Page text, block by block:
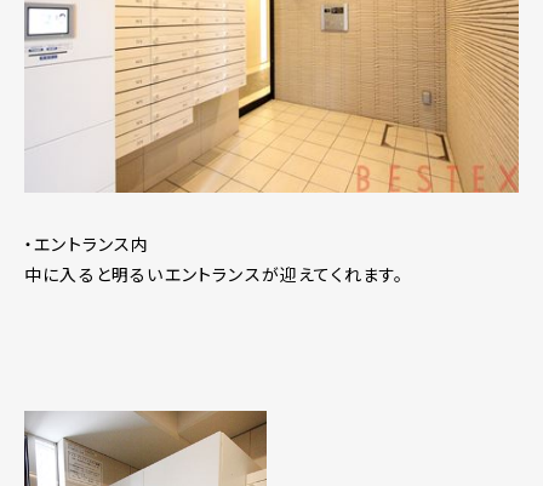
・エントランス内
中に入ると明るいエントランスが迎えてくれます。